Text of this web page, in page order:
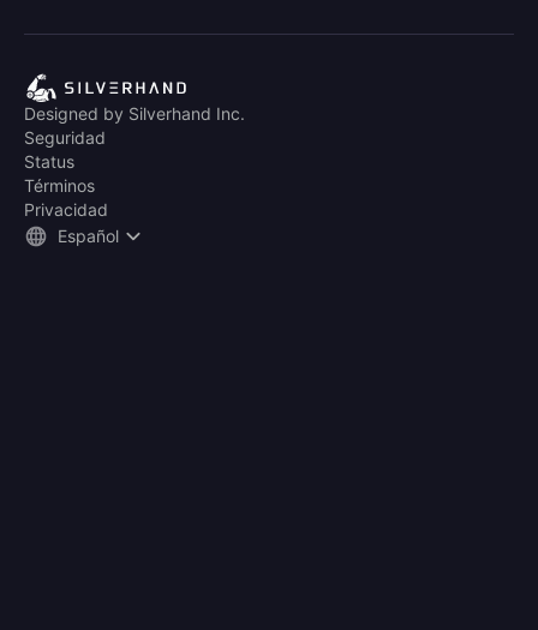
Designed by Silverhand Inc.
Seguridad
Status
Términos
Privacidad
Español